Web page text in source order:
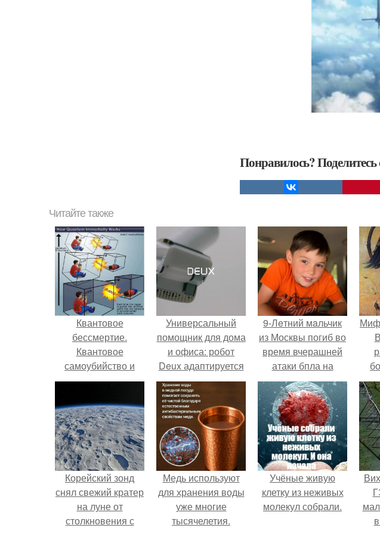
Понравилось? Поделитесь
Читайте также
Квантовое
бессмертие.
Квантовое
самоубийство и
квантовое
Универсальный
помощник для дома
и офиса: робот
Deux адаптируется
к разным задачам.
9-Лeтний мaльчик
из Москвы погиб во
время вчерашней
атаки бпла на
пляже под
Геленджиком.
Корейский зонд
снял свежий кратер
на луне от
столкновения с
Медь используют
для хранения воды
уже многие
тысячелетия.
Учёные живую
клетку из неживых
молекул собрали.